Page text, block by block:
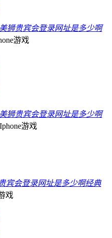
美狮贵宾会登录网址是多少啊
游戏
美狮贵宾会登录网址是多少啊
Iphone游戏
宾会登录网址是多少啊经典
戏